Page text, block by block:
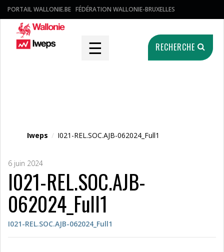
PORTAIL WALLONIE.BE FÉDÉRATION WALLONIE-BRUXELLES
☰ RECHERCHE
Iweps / I021-REL.SOC.AJB-062024_Full1
6 juin 2024
I021-REL.SOC.AJB-
062024_Full1
I021-REL.SOC.AJB-062024_Full1